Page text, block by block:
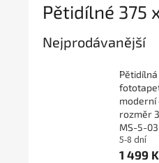
Pětidílné 375
Nejprodávanější
moderní
rozměr
MS-5-
5-8 dní
1 499